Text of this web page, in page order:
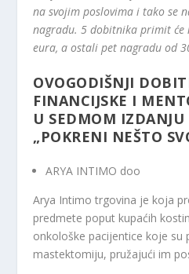
na svojim poslovima i tako se
nagradu. 5 dobitnika primit će
eura, a ostali pet nagradu od
OVOGODIŠNJI
FINANCIJSKE I
U SEDMOM IZDANJU
„POKRENI NEŠTO
ARYA INTIMO doo
Arya Intimo trgovina je koja
predmete poput kupaćih
onkološke pacijentice koje su
mastektomiju, pružajući im